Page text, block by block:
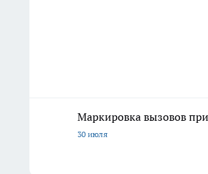
Маркировка вызовов
30 июля